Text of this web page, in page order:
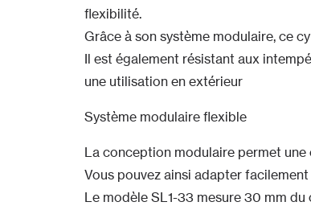
flexibilité.
Grâce à son système modulaire, ce
Il est également résistant aux
une utilisation en extérieur
Système modulaire flexible
La conception modulaire permet une
Vous pouvez ainsi adapter
Le modèle SL1-33 mesure 30 mm